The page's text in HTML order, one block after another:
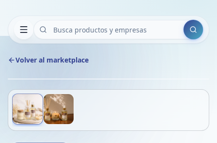
Buscar
Volver al marketplace
1/2